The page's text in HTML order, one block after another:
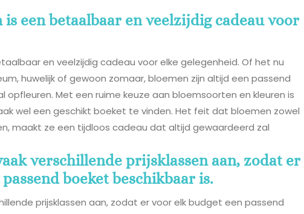
is een betaalbaar en veelzijdig cadeau voor
en veelzijdig cadeau voor elke gelegenheid. Of het nu
huwelijk of gewoon zomaar, bloemen zijn altijd een passend
opfleuren. Met een ruime keuze aan bloemsoorten en kleuren is
wel een geschikt boeket te vinden. Het feit dat bloemen zowel
maakt ze een tijdloos cadeau dat altijd gewaardeerd zal
verschillende prijsklassen aan, zodat er
boeket beschikbaar is.
prijsklassen aan, zodat er voor elk budget een passend